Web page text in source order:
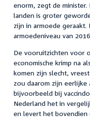
enorm, zegt de
landen is groter
zijn in armoede
armoedeniveau van
De vooruitzichten voor
economische krimp na
komen zijn slecht,
zou daarom zijn eerlijke
bijvoorbeeld bij
Nederland het in
en levert het bovendien